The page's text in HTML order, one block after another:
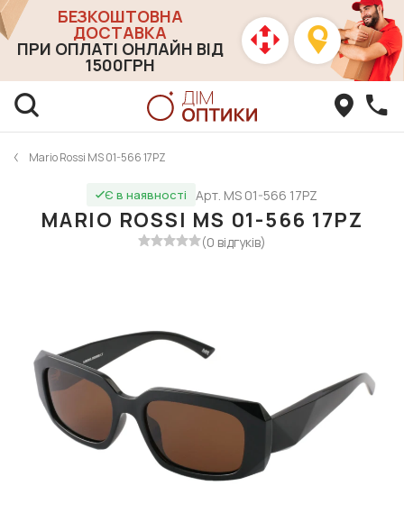
БЕЗКОШТОВНА
ДОСТАВКА
ПРИ ОПЛАТІ ОНЛАЙН ВІД
1500ГРН
Mario Rossi MS 01-566 17PZ
Є в наявності Арт. MS 01-566 17PZ
MARIO ROSSI MS 01-566 17PZ
(0 відгуків)